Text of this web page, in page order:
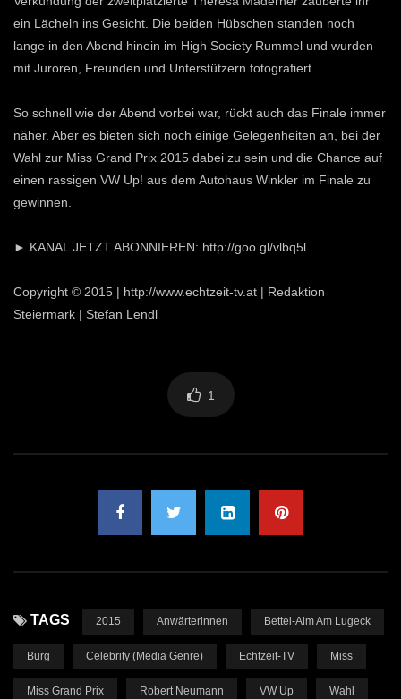
ein Lächeln ins Gesicht. Die beiden Hübschen standen noch
lange in den Abend hinein im High Society Rummel und wurden
mit Juroren, Freunden und Unterstützern fotografiert.
So schnell wie der Abend vorbei war, rückt auch das Finale immer
näher. Aber es bieten sich noch einige Gelegenheiten an, bei der
Wahl zur Miss Grand Prix 2015 dabei zu sein und die Chance auf
einen rassigen VW Up! aus dem Autohaus Winkler im Finale zu
gewinnen.
► KANAL JETZT ABONNIEREN: http://goo.gl/vlbq5l
Copyright © 2015 | http://www.echtzeit-tv.at | Redaktion
Steiermark | Stefan Lendl
1
TAGS 2015 Anwärterinnen Bettel-Alm Am Lugeck
Burg Celebrity (Media Genre) Echtzeit-TV Miss
Miss Grand Prix Robert Neumann VW Up Wahl